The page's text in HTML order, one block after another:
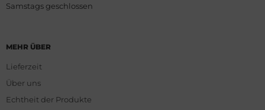
Samstags geschlossen
MEHR ÜBER
Lieferzeit
Über uns
Echtheit der Produkte